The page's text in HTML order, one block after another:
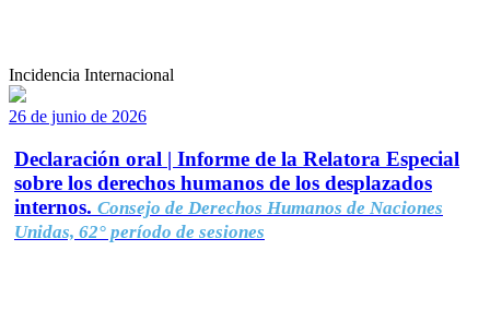
Incidencia Internacional
26 de junio de 2026
Declaración oral | Informe de la Relatora Especial
sobre los derechos humanos de los desplazados
internos. Consejo de Derechos Humanos de Naciones
Unidas, 62° período de sesiones